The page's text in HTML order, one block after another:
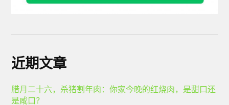
近期文章
腊月二十六，杀猪割年肉：你家今晚的红烧肉，是甜口还
是咸口？